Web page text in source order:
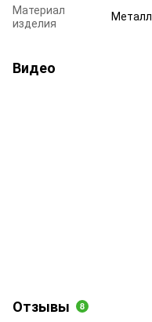
Материал
изделия
Металл
Видео
Отзывы 8